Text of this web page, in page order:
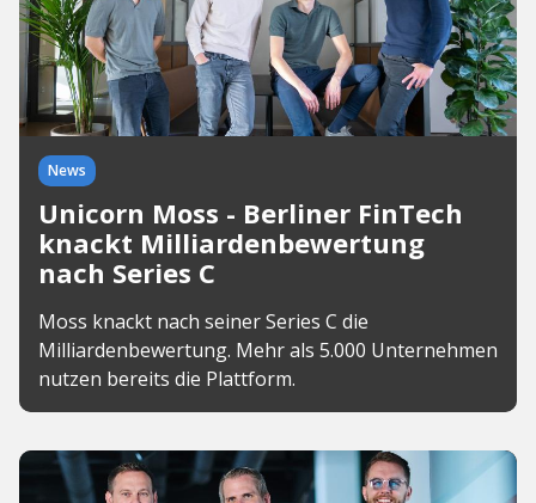
News
Unicorn Moss - Berliner FinTech
knackt Milliardenbewertung
nach Series C
Moss knackt nach seiner Series C die
Milliardenbewertung. Mehr als 5.000 Unternehmen
nutzen bereits die Plattform.